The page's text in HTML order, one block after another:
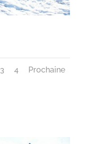
3 4 Prochaine